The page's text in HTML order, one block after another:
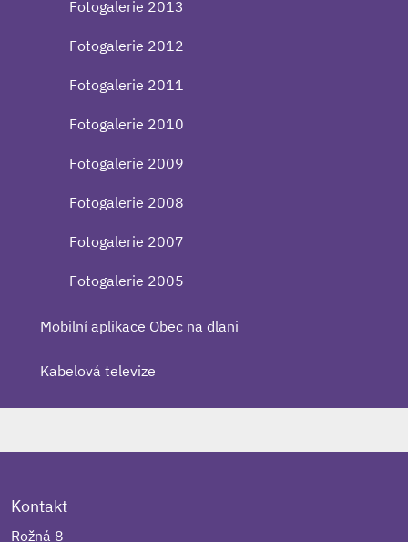
Fotogalerie 2013
Fotogalerie 2012
Fotogalerie 2011
Fotogalerie 2010
Fotogalerie 2009
Fotogalerie 2008
Fotogalerie 2007
Fotogalerie 2005
Mobilní aplikace Obec na dlani
Kabelová televize
Kontakt
Rožná 8